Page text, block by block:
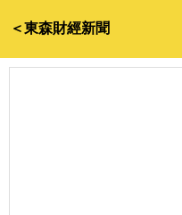
＜東森財經新聞